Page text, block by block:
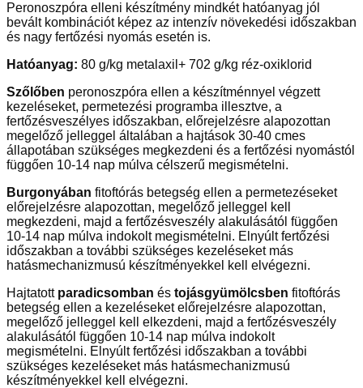
Peronoszpóra elleni készítmény mindkét hatóanyag jól
bevált kombinációt képez az intenzív növekedési időszakban
és nagy fertőzési nyomás esetén is.
Hatóanyag: 80 g/kg metalaxil+ 702 g/kg réz-oxiklorid
Szőlőben peronoszpóra ellen a készítménnyel végzett
kezeléseket, permetezési programba illesztve, a
fertőzésveszélyes időszakban, előrejelzésre alapozottan
megelőző jelleggel általában a hajtások 30-40 cmes
állapotában szükséges megkezdeni és a fertőzési nyomástól
függően 10-14 nap múlva célszerű megismételni.
Burgonyában fitoftórás betegség ellen a permetezéseket
előrejelzésre alapozottan, megelőző jelleggel kell
megkezdeni, majd a fertőzésveszély alakulásától függően
10-14 nap múlva indokolt megismételni. Elnyúlt fertőzési
időszakban a további szükséges kezeléseket más
hatásmechanizmusú készítményekkel kell elvégezni.
Hajtatott paradicsomban és tojásgyümölcsben fitoftórás
betegség ellen a kezeléseket előrejelzésre alapozottan,
megelőző jelleggel kell elkezdeni, majd a fertőzésveszély
alakulásától függően 10-14 nap múlva indokolt
megismételni. Elnyúlt fertőzési időszakban a további
szükséges kezeléseket más hatásmechanizmusú
készítményekkel kell elvégezni.